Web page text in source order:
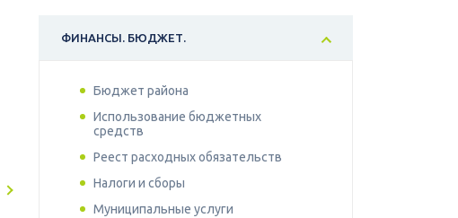
ФИНАНСЫ. БЮДЖЕТ.
Бюджет района
Использование бюджетных
средств
Реест расходных обязательств
Налоги и сборы
Муниципальные услуги